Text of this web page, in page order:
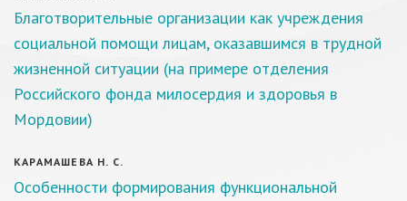
Благотворительные организации как учреждения
социальной помощи лицам, оказавшимся в трудной
жизненной ситуации (на примере отделения
Российского фонда милосердия и здоровья в
Мордовии)
КАРАМАШЕВА Н. С.
Особенности формирования функциональной